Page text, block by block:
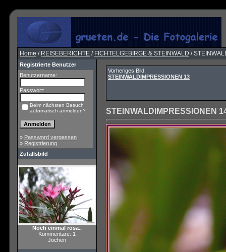
Home / REISEBERICHTE / FICHTELGEBIRGE & STEINWALD /
Registrierte Benutzer
Benutzername:
Passwort:
Beim nächsten Besuch
automatisch anmelden?
» Password vergessen
» Registrierung
Zufallsbild
Noch einmal rosa..
Kommentare: 1
Jochen
Vorheriges Bild:
STEINWALDIMPRESSIONEN 13
STEINWALDIMPRESSIONEN